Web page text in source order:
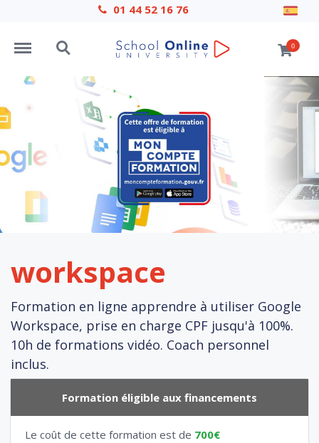
01 44 52 16 76
Menu Search 0
workspace
Formation en ligne apprendre à utiliser Google
Workspace, prise en charge CPF jusqu'à 100%.
10h de formations vidéo. Coach personnel
inclus.
Formation éligible aux financements
Le coût de cette formation est de 700€